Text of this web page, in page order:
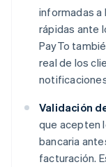
informadas
rápidas ante
PayTo
real de los
Validación
que acepten
bancaria
facturación.